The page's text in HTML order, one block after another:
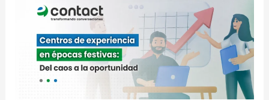
experiencia
épocas
festivas: